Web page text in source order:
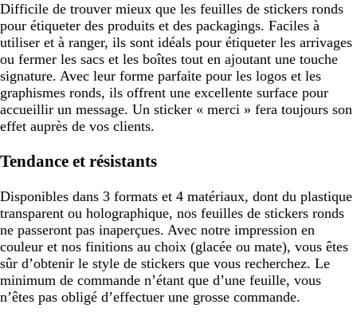
Difficile de trouver mieux que les feuilles de stickers ronds
pour étiqueter des produits et des packagings. Faciles à
utiliser et à ranger, ils sont idéals pour étiqueter les arrivages
ou fermer les sacs et les boîtes tout en ajoutant une touche
signature. Avec leur forme parfaite pour les logos et les
graphismes ronds, ils offrent une excellente surface pour
accueillir un message. Un sticker « merci » fera toujours son
effet auprès de vos clients.
Tendance et résistants
Disponibles dans 3 formats et 4 matériaux, dont du plastique
transparent ou holographique, nos feuilles de stickers ronds
ne passeront pas inaperçues. Avec notre impression en
couleur et nos finitions au choix (glacée ou mate), vous êtes
sûr d’obtenir le style de stickers que vous recherchez. Le
minimum de commande n’étant que d’une feuille, vous
n’êtes pas obligé d’effectuer une grosse commande.